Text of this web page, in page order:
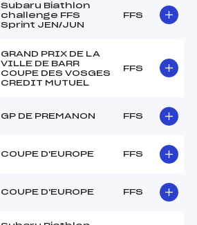
Subaru Biathlon
challenge FFS
Sprint JEN/JUN
FFS
GRAND PRIX DE LA
VILLE DE BARR
COUPE DES VOSGES
CREDIT MUTUEL
FFS
GP DE PREMANON FFS
COUPE D'EUROPE FFS
COUPE D'EUROPE FFS